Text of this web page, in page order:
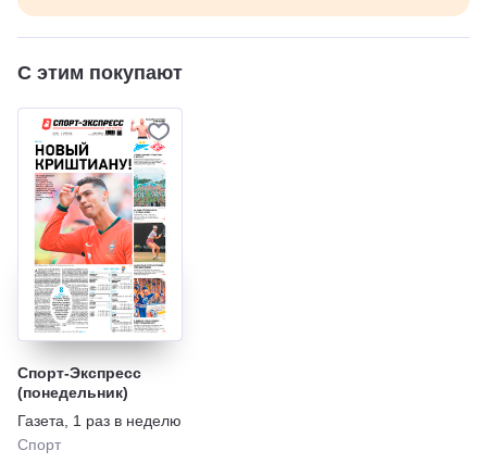
С этим покупают
Спорт-Экспресс
(понедельник)
Газета
1 раз в неделю
Спорт